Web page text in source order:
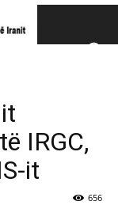
së Iranit (NCRI)
IRGC,
it
656